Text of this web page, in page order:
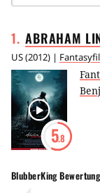
1. ABRAHAM
US(2012) |
5.8
BlubberKing